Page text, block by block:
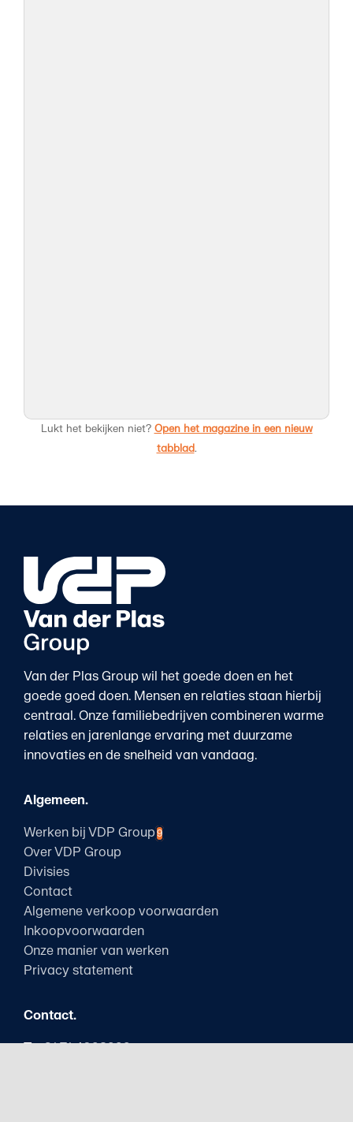
Lukt het bekijken niet? Open het magazine in een nieuw
tabblad.
Van der Plas Group wil het goede doen en het
goede goed doen. Mensen en relaties staan hierbij
centraal. Onze familiebedrijven combineren warme
relaties en jarenlange ervaring met duurzame
innovaties en de snelheid van vandaag.
Algemeen.
Werken bij VDP Group9
Over VDP Group
Divisies
Contact
Algemene verkoop voorwaarden
Inkoopvoorwaarden
Onze manier van werken
Privacy statement
Contact.
T.+31 71 4098999